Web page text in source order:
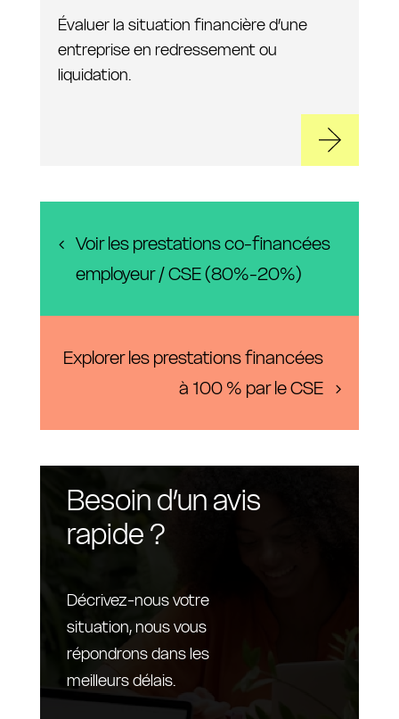
Évaluer la situation financière d’une
entreprise en redressement ou
liquidation.
Voir les prestations co-financées
employeur / CSE (80%-20%)
Explorer les prestations financées
à 100 % par le CSE
Besoin d’un avis
rapide ?
Décrivez-nous votre
situation, nous vous
répondrons dans les
meilleurs délais.